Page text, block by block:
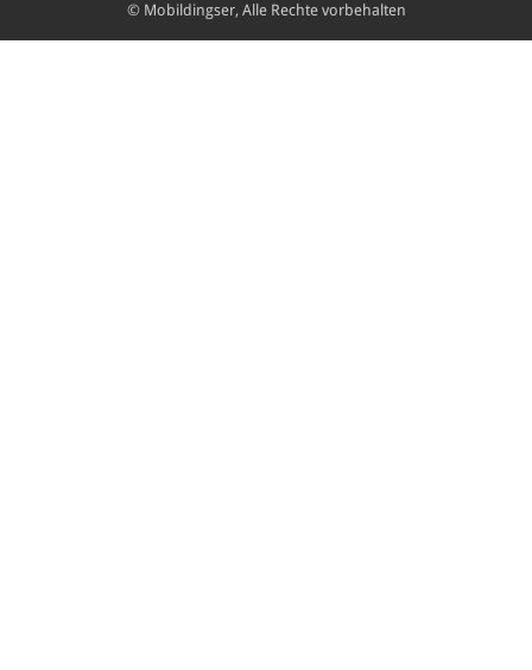
© Mobildingser, Alle Rechte vorbehalten